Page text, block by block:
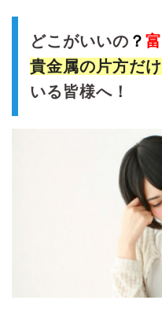
どこがいいの ？
貴金属の片方だ
いる皆様へ！